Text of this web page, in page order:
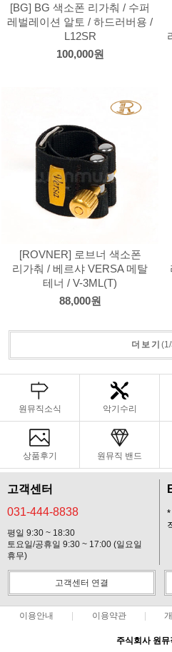
[BG] BG 색소폰 리가춰 / 수퍼
레벌레이션 알토 / 하드러버용 /
L12SR
100,000원
[ROVNER] 로브너 색소폰
리가춰 / 베르샤 VERSA 메탈
테너 / V-3ML(T)
88,000원
더보기 (1 /
원뮤직소식 악기수리
상품후기 원뮤직 밴드
고객센터
031-444-8838
평일 9:30 ~ 18:30
토요일/공휴일 9:30 ~ 17:00 (일요일
휴무)
*
고객센터 연결
이용안내 이용약관
주식회사 원